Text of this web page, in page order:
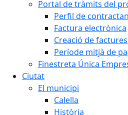
Portal de tràmits del
Perfil de
Factura electrònica
Creació de factures
Període mitjà de
Finestreta Única
Ciutat
El municipi
Calella
Història